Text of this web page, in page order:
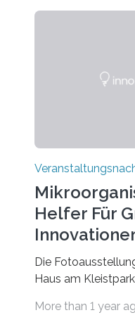
Helfer Für
Die
Haus am
More than 1 year